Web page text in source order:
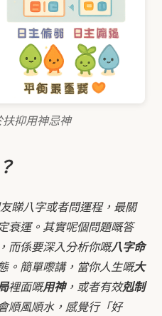
抑用神忌神
睇八字或者問運程，最關
衰運。其實呢個問題嘅答
而係要深入分析你嘅八字命
。簡單嚟講，當你人生嘅大
裡面嘅用神，或者有效剋制
順風順水，感覺行「好